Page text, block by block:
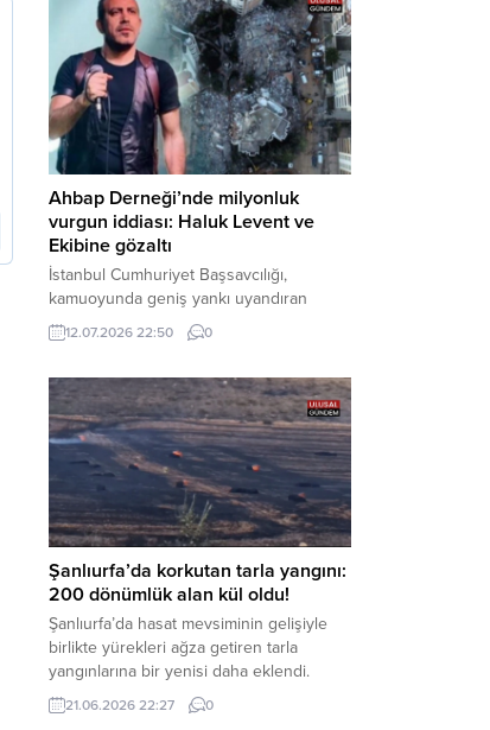
soruşturma çerçevesinde gözaltına
alınan şüphelilerin emniyetteki işlemleri
tamamlandı. Güvenlik birimlerindeki
sorgularının ardından yoğun güvenlik
önlemleri altında adliyeye sevk edilen
U.Y. ve...
Ahbap Derneği’nde milyonluk
vurgun iddiası: Haluk Levent ve
Ekibine gözaltı
İstanbul Cumhuriyet Başsavcılığı,
kamuoyunda geniş yankı uyandıran
Ahbap Derneği’ne yönelik kapsamlı bir
soruşturma başlattığını ve Dernek
şüphelilerin gözaltına alındığını açıkladı.
Yürütülen tahkikatın “Dernekler
Kanunu’na muhalefet”, “suçtan
kaynaklanan mal varlığı değerlerini
aklama” ve “örgüt” suçlamaları
kapsamında derinleştirildiği bildirildi.
Haber Merkezi – Soruşturmanın
odağında, özellikle 6 Şubat...
12.07.2026 22:50 0
Şanlıurfa’da korkutan tarla yangını:
200 dönümlük alan kül oldu!
Şanlıurfa’da hasat mevsiminin gelişiyle
birlikte yürekleri ağza getiren tarla
yangınlarına bir yenisi daha eklendi.
Hilvan ilçesinde çıkan yangında, 50
dönümü biçilmemiş buğday olmak üzere
21.06.2026 22:27 0